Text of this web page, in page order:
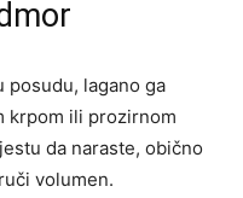
posudu, lagano ga
krpom ili prozirnom
da naraste, obično
volumen.